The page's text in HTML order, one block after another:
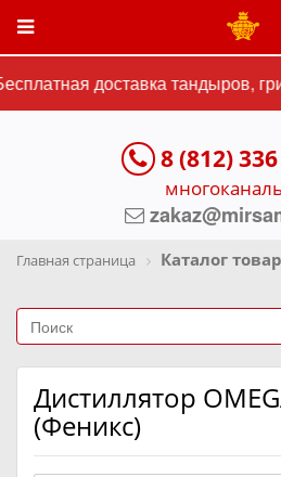
доставка тандыров,
8 (812)
Главная страница Каталог
Дистиллятор
(Феникс)